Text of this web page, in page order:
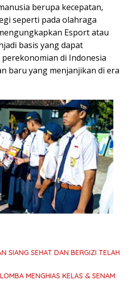
berupa kecepatan,
seperti pada olahraga
Esport atau
basis yang dapat
di Indonesia
baru yang menjanjikan di era
SIANG SEHAT DAN BERGIZI TELAH
MENGHIAS KELAS & SENAM